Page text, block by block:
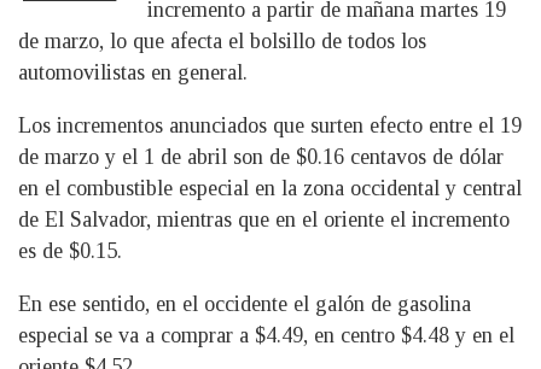
incremento a partir de mañana martes 19
de marzo, lo que afecta el bolsillo de todos los
automovilistas en general.
Los incrementos anunciados que surten efecto entre el 19
de marzo y el 1 de abril son de $0.16 centavos de dólar
en el combustible especial en la zona occidental y central
de El Salvador, mientras que en el oriente el incremento
es de $0.15.
En ese sentido, en el occidente el galón de gasolina
especial se va a comprar a $4.49, en centro $4.48 y en el